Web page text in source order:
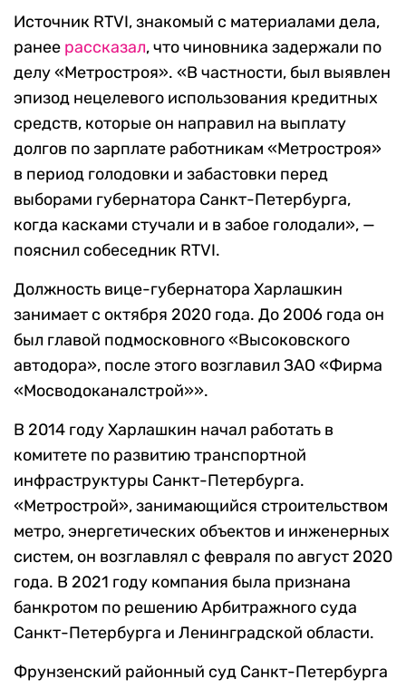
Источник RTVI, знакомый с материалами дела,
ранее рассказал, что чиновника задержали по
делу «Метростроя». «В частности, был выявлен
эпизод нецелевого использования кредитных
средств, которые он направил на выплату
долгов по зарплате работникам «Метростроя»
в период голодовки и забастовки перед
выборами губернатора Санкт-Петербурга,
когда касками стучали и в забое голодали», —
пояснил собеседник RTVI.
Должность вице-губернатора Харлашкин
занимает с октября 2020 года. До 2006 года он
был главой подмосковного «Высоковского
автодора», после этого возглавил ЗАО «Фирма
«Мосводоканалстрой»».
В 2014 году Харлашкин начал работать в
комитете по развитию транспортной
инфраструктуры Санкт-Петербурга.
«Метрострой», занимающийся строительством
метро, энергетических объектов и инженерных
систем, он возглавлял с февраля по август 2020
года. В 2021 году компания была признана
банкротом по решению Арбитражного суда
Санкт-Петербурга и Ленинградской области.
Фрунзенский районный суд Санкт-Петербурга